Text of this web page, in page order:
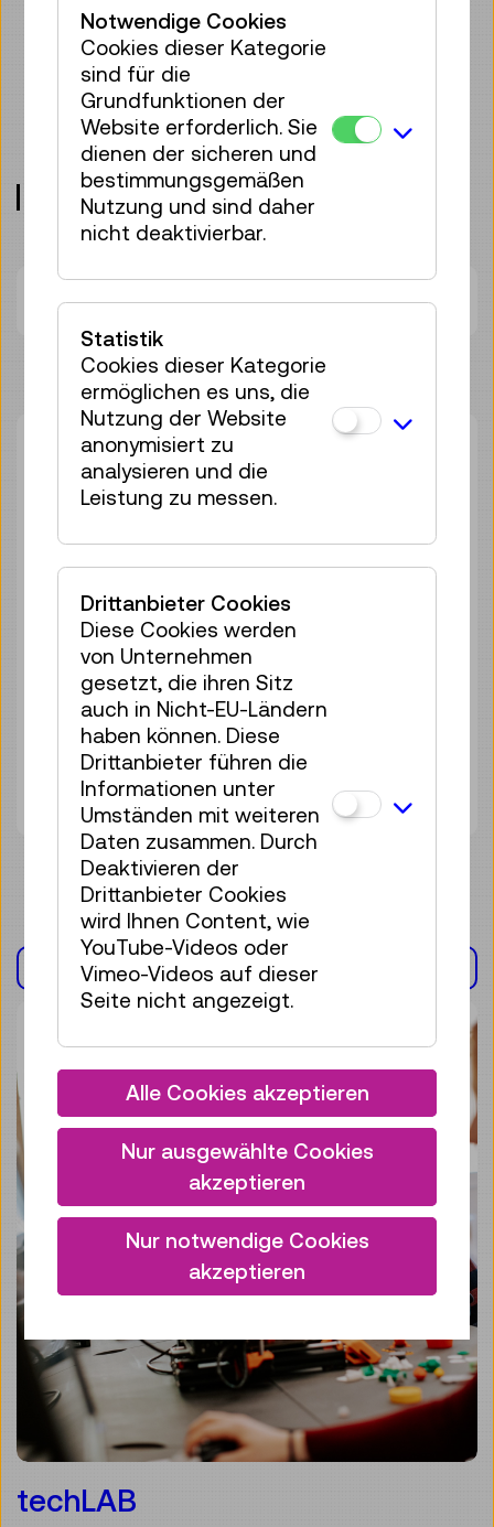
geführten Workshop, sondern um einen
offenen Raum zum gemeinsamen
Experimentieren, Recherchieren,
Troubleshooten und Lernen mit
Gleichgesinnten!
Treffpunkt: techLAB, Ebene 3
Dauer:02:00h
Do 13.08. 10:30– 12:30
Workshop
Workshop
keine Anmeldung
Do 03.09. 10:30–12:30
Workshop
keine Anmeldung
erforderlich
AUSSTELLUNG(EN)
techLAB
Notwendige Cookies
Cookies dieser Kategorie
sind für die
Grundfunktionen der
Website erforderlich. Sie
dienen der sicheren und
bestimmungsgemäßen
Nutzung und sind daher
nicht deaktivierbar.
Statistik
Cookies dieser Kategorie
ermöglichen es uns, die
Nutzung der Website
anonymisiert zu
analysieren und die
Leistung zu messen.
Drittanbieter Cookies
Diese Cookies werden
von Unternehmen
gesetzt, die ihren Sitz
auch in Nicht-EU-Ländern
haben können. Diese
Drittanbieter führen die
Informationen unter
Umständen mit weiteren
Daten zusammen. Durch
Deaktivieren der
Drittanbieter Cookies
wird Ihnen Content, wie
YouTube-Videos oder
Vimeo-Videos auf dieser
Seite nicht angezeigt.
Alle Cookies akzeptieren
Nur ausgewählte Cookies
akzeptieren
Nur notwendige Cookies
akzeptieren